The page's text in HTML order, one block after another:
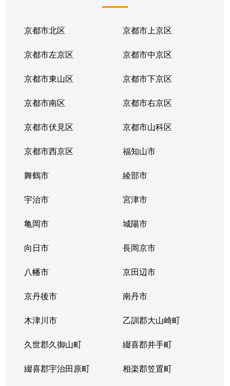
京都市北区 京都市上京区
京都市左京区 京都市中京区
京都市東山区 京都市下京区
京都市南区 京都市右京区
京都市伏見区 京都市山科区
京都市西京区 福知山市
舞鶴市 綾部市
宇治市 宮津市
亀岡市 城陽市
向日市 長岡京市
八幡市 京田辺市
京丹後市 南丹市
木津川市 乙訓郡大山崎町
久世郡久御山町 綴喜郡井手町
綴喜郡宇治田原町 相楽郡笠置町